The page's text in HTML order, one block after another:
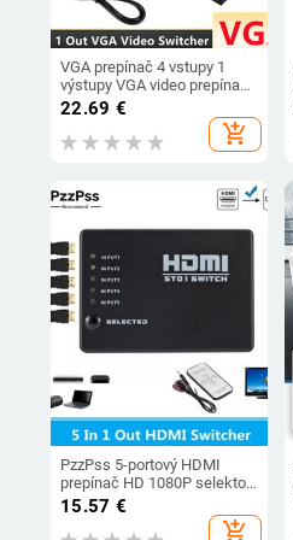
VGA prepínač 4 vstupy 1
výstupy VGA video prepínač
konvertor HD signálu
rozbočovač adaptér pre PC
22.69 €
add_shopping_cart
PzzPss 5-portový HDMI
prepínač HD 1080P selektor
rozbočovač s IR diaľkovým
ovládačom pre HDTV DVD
15.57 €
add_shopping_cart